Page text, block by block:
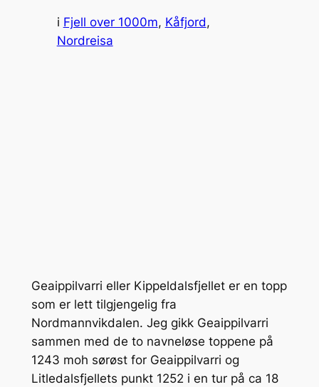
i Fjell over 1000m, Kåfjord
Nordreisa
Geaippilvarri eller Kippeldalsfjellet er en topp
som er lett tilgjengelig fra
Nordmannvikdalen. Jeg gikk Geaippilvarri
sammen med de to navneløse toppene på
1243 moh sørøst for Geaippilvarri og
Litledalsfjellets punkt 1252 i en tur på ca 18